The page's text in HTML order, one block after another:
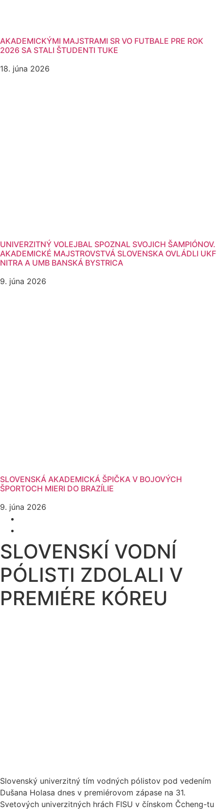
AKADEMICKÝMI MAJSTRAMI SR VO FUTBALE PRE ROK
2026 SA STALI ŠTUDENTI TUKE
18. júna 2026
UNIVERZITNÝ VOLEJBAL SPOZNAL SVOJICH ŠAMPIÓNOV.
AKADEMICKÉ MAJSTROVSTVÁ SLOVENSKA OVLÁDLI UKF
NITRA A UMB BANSKÁ BYSTRICA
9. júna 2026
SLOVENSKÁ AKADEMICKÁ ŠPIČKA V BOJOVÝCH
ŠPORTOCH MIERI DO BRAZÍLIE
9. júna 2026
SLOVENSKÍ VODNÍ
PÓLISTI ZDOLALI V
PREMIÉRE KÓREU
Slovenský univerzitný tím vodných pólistov pod vedením
Dušana Holasa dnes v premiérovom zápase na 31.
Svetových univerzitných hrách FISU v čínskom Čcheng-tu